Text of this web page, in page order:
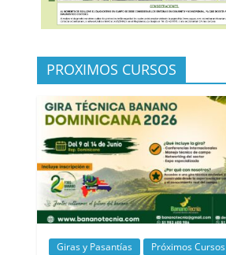
PROXIMOS CURSOS
Giras y Pasantías Próximos Cursos